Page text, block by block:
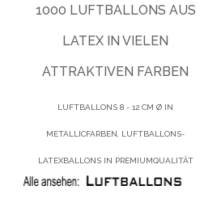
1000 LUFTBALLONS AUS
LATEX IN VIELEN
ATTRAKTIVEN FARBEN
LUFTBALLONS 8 - 12 CM Ø IN
METALLICFARBEN, LUFTBALLONS-
LATEXBALLONS IN PREMIUMQUALITÄT